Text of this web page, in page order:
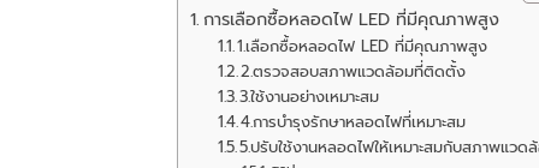
การเลือกซื้อหลอดไฟ LED ที่มีคุณภาพสูง
1.เลือกซื้อหลอดไฟ LED ที่มีคุณภาพสูง
2.ตรวจสอบสภาพแวดล้อมที่ติดตั้ง
3.ใช้งานอย่างเหมาะสม
4.การบำรุงรักษาหลอดไฟที่เหมาะสม
5.ปรับใช้งานหลอดไฟให้เหมาะสมกับสภาพแวด